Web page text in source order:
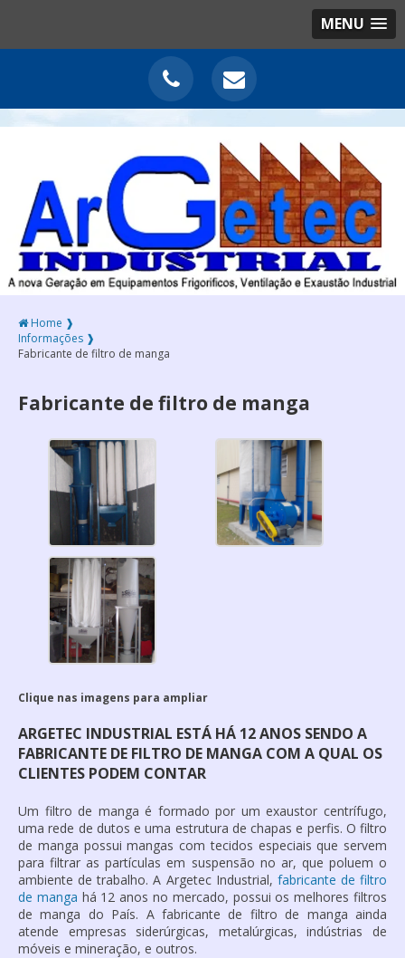
MENU
Home ❱
Informações ❱
Fabricante de filtro de manga
Fabricante de filtro de manga
Clique nas imagens para ampliar
ARGETEC INDUSTRIAL ESTÁ HÁ 12 ANOS SENDO A
FABRICANTE DE FILTRO DE MANGA COM A QUAL OS
CLIENTES PODEM CONTAR
Um filtro de manga é formado por um exaustor centrífugo,
uma rede de dutos e uma estrutura de chapas e perfis. O filtro
de manga possui mangas com tecidos especiais que servem
para filtrar as partículas em suspensão no ar, que poluem o
ambiente de trabalho. A Argetec Industrial, fabricante de filtro
de manga há 12 anos no mercado, possui os melhores filtros
de manga do País. A fabricante de filtro de manga ainda
atende empresas siderúrgicas, metalúrgicas, indústrias de
móveis e mineração, e outros.